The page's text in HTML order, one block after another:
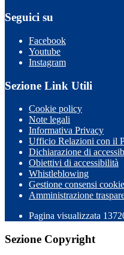
Seguici su
Facebook
Youtube
Instagram
Sezione Link Utili
Cookie policy
Note legali
Informativa Privacy
Ufficio Relazioni con il
Dichiarazione di
Obiettivi di accessibilità
Whistleblowing
Gestione consensi cookie
Amministrazione
Pagina visualizzata
Sezione Copyright